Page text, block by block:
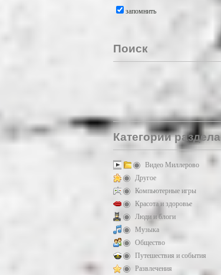
запомнить
Поиск
Категории раздела
Видео Миллерово
Другое
Компьютерные игры
Красота и здоровье
Люди и блоги
Музыка
Общество
Путешествия и события
Развлечения